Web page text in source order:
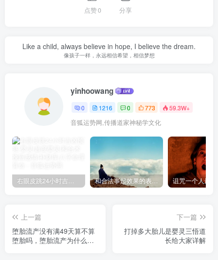
点赞0 分享
Like a child, always believe in hope, I believe the dream.
像孩子一样，永远相信希望，相信梦想
yinhoowang
0 1216 0 773 59.3W+
音狐运势网,传播道家神秘学文化
右眼皮跳24小时吉凶预兆 和合法事起效果的表现，出现这些就要留意了
上一篇
堕胎流产没有满49天算不算
堕胎吗，堕胎流产为什么要
下一篇
打掉多大胎儿是婴灵三悟道
长给大家详解